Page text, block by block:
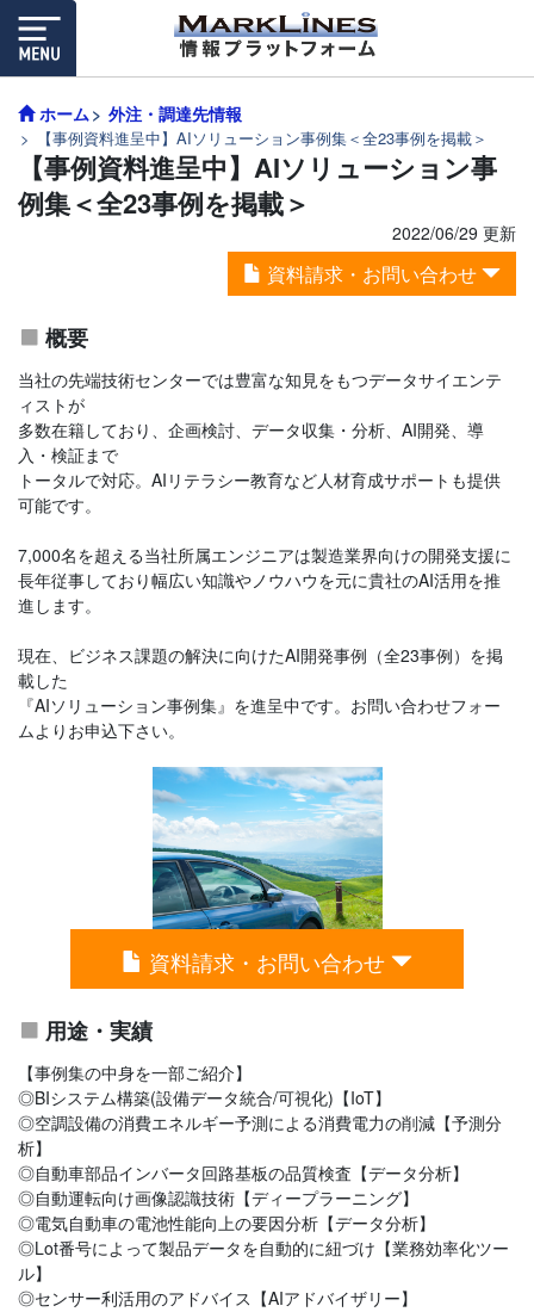
ホーム 外注・調達先情報
【事例資料進呈中】AIソリューション事例集＜全23事例を掲載＞
【事例資料進呈中】AIソリューション事
例集＜全23事例を掲載＞
2022/06/29 更新
資料請求・お問い合わせ
概要
当社の先端技術センターでは豊富な知見をもつデータサイエンテ
ィストが
多数在籍しており、企画検討、データ収集・分析、AI開発、導
入・検証まで
トータルで対応。AIリテラシー教育など人材育成サポートも提供
可能です。
7,000名を超える当社所属エンジニアは製造業界向けの開発支援に
長年従事しており幅広い知識やノウハウを元に貴社のAI活用を推
進します。
現在、ビジネス課題の解決に向けたAI開発事例（全23事例）を掲
載した
『AIソリューション事例集』を進呈中です。お問い合わせフォー
ムよりお申込下さい。
資料請求・お問い合わせ
用途・実績
【事例集の中身を一部ご紹介】
◎BIシステム構築(設備データ統合/可視化)【IoT】
◎空調設備の消費エネルギー予測による消費電力の削減【予測分
析】
◎自動車部品インバータ回路基板の品質検査【データ分析】
◎自動運転向け画像認識技術【ディープラーニング】
◎電気自動車の電池性能向上の要因分析【データ分析】
◎Lot番号によって製品データを自動的に紐づけ【業務効率化ツー
ル】
◎センサー利活用のアドバイス【AIアドバイザリー】